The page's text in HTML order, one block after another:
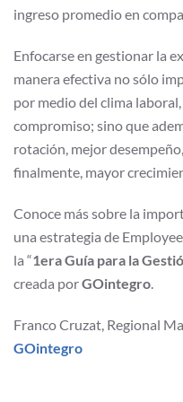
ingreso promedio en
Enfocarse en gestionar la
manera efectiva no sólo
por medio del clima
compromiso; sino que
rotación, mejor
finalmente, mayor
Conoce más sobre la
una estrategia de
la “1era Guía para la
creada porGOintegro
Franco Cruzat, Regional
GOintegro